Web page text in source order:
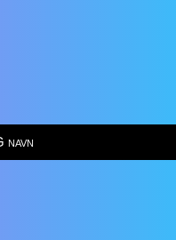
navn